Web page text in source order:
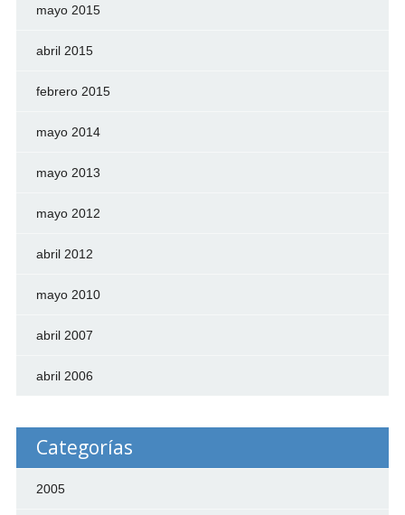
mayo 2015
abril 2015
febrero 2015
mayo 2014
mayo 2013
mayo 2012
abril 2012
mayo 2010
abril 2007
abril 2006
Categorías
2005